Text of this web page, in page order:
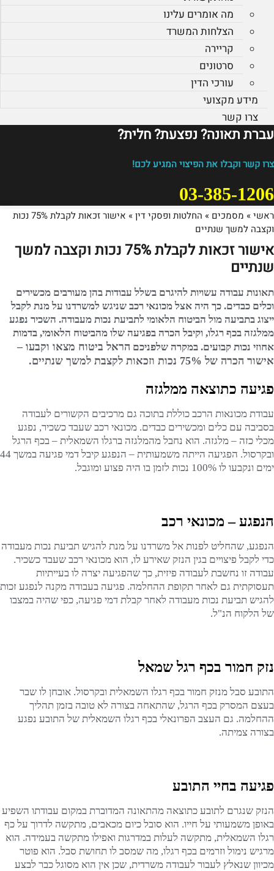
מה אומרים עלינו
הצלחות המשרד
קריירה
סרטונים
עורכי הדין
מידע מקצועי
צרו קשר
עברת תאונה? נפצעת? חלית?​
צרו קשר וקבלו את הפיצוי המגיע לכם!
03-385-1206
ראשי» מסמכים » החלטות ופסקי דין»
אישור זכאות לקבלת 75% נכות
וקצבה למשך שנתיים
אישור זכאות לקבלת 75% נכות וקצבה למשך
שנתיים
תאונות עבודה עשויות להיגרם בשלל עבודות בהן מעורבים מכשירים
וכלים כבדים. כך היה אצל מכונאי רכב שניגש למשרדנו על מנת לקבל
ייצוג בתביעה מול הביטוח הלאומי לתביעת נכות מעבודה. השכיר נפגע
ממלגזה בכף רגלו, וקיבל הכרה בפגיעה שלו מהביטוח הלאומי, בדמות
אחוזי נכות קבועים. במקרה שלפניכם הראל ביטוח מצאו וקבעו –
אישור הכרה של 75% נכות וזכאות לקצבת למשך שנתיים.
פגיעה כתוצאה ממלגזה
עבודת מכונאות הרכב כוללת בתוכה גם מרכיבים הקשורים לעבודה
בסביבה עם כלים ומכשירים כבדים. מכונאי רכב שעבד כשכיר, נפגע
מכלי כזה – מלגזה. הוא נחבל מהמלגזה ברגלו השמאלית – בכף הרגל
ובקרסול. הפגיעה הייתה משמעותית – הנפגע קיבל דמי פגיעה במשך 44
ימים ונקבעו לו 100% נכות לזמן בו היה פצוע ומוגבל.
הנפגע – מכונאי רכב
הנפגע, שהחליט לפנות אל משרדנו על מנת להגיש תביעת נכות מעבודה
כדי לקבל פיצויים בגין הנזק שאירע לו, הוא מכונאי רכב שעבד כשכיר.
עבודה זו נחשבת לעבודה פיזית, כך שהפגיעה יצרה לו בעייתיות
תעסוקתית גם לאחר תקופת ההחלמה. פגיעה בעבודה מקנה לנפגע זכות
להגיש תביעת נכות מעבודה לאחר קבלת דמי פגיעה, כפי שהיה במצבו
של הלקוח הנ"ל.
נזק חמור בכף רגל שמאל
התובע סבל מנזק חמור בכף רגלו השמאלית ובקרסול. אובחן לו שבר
בעצם המסרק בכף הרגל, שהתאחה בצורה לא טובה בזמן תהליך
ההחלמה. גם העצב הפרונאלי בכף רגלו השמאלית של התובע נפגע
בצורה צמיתה.
פגיעה בחיי התובע
הנזק שנגרם לתובע כתוצאה מהתאונה המדוברת במקום עבודתו השפיע
באופן משמעותי על חייו. הוא סובל כיום מכאבים, מתקשה לדרוך על כף
רגלו השמאלית, מתקשה לעלות במדרגות ואפילו מתקשה בעמידה. הוא
מרגיש נימול וזרמים בכף רגלו, מה שמסב לו תחושת סבל. הוא פוטר
מכיוון שנאלץ לעבור לעבודה משרדית, שכן אין הוא מסוגל כבר לבצע